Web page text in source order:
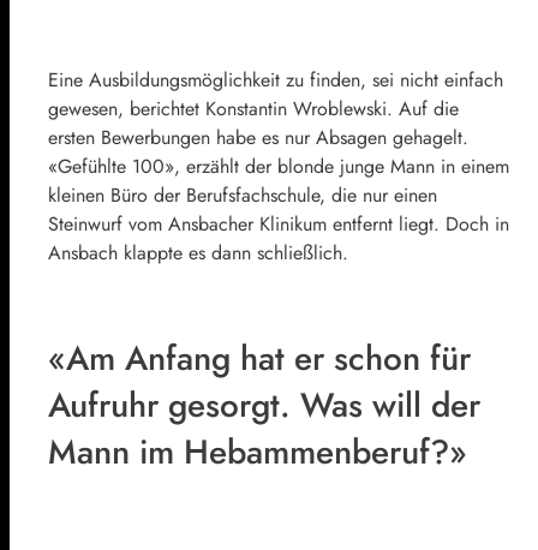
Eine Ausbildungsmöglichkeit zu finden, sei nicht einfach
gewesen, berichtet Konstantin Wroblewski. Auf die
ersten Bewerbungen habe es nur Absagen gehagelt.
«Gefühlte 100», erzählt der blonde junge Mann in einem
kleinen Büro der Berufsfachschule, die nur einen
Steinwurf vom Ansbacher Klinikum entfernt liegt. Doch in
Ansbach klappte es dann schließlich.
«Am Anfang hat er schon für
Aufruhr gesorgt. Was will der
Mann im Hebammenberuf?»